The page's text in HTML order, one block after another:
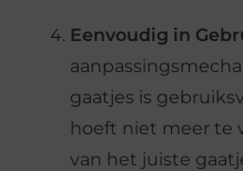
Eenvoudig in
gaatjes is
hoeft niet meer te
van het juiste